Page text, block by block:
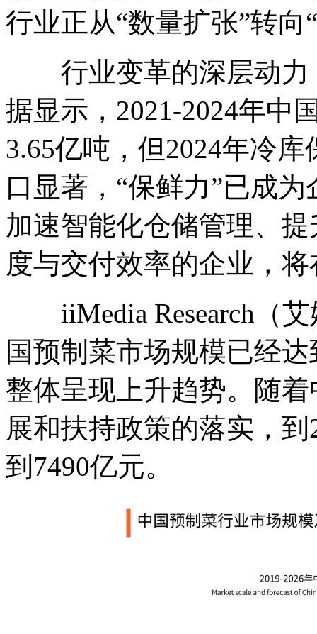
行业正从“数量扩张”转向
行业变革的深层动力
据显示，2021-2024年中
3.65亿吨，但2024年冷
口显著，“保鲜力”已成
加速智能化仓储管理、
度与交付效率的企业，
iiMedia Research（艾
国预制菜市场规模已经
整体呈现上升趋势。随
展和扶持政策的落实，
到7490亿元。